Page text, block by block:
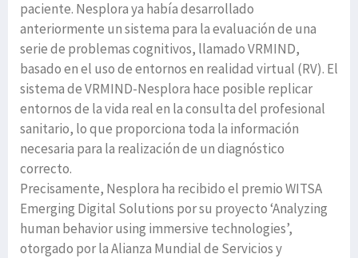
paciente. Nesplora ya había desarrollado
anteriormente un sistema para la evaluación de una
serie de problemas cognitivos, llamado VRMIND,
basado en el uso de entornos en realidad virtual (RV). El
sistema de VRMIND-Nesplora hace posible replicar
entornos de la vida real en la consulta del profesional
sanitario, lo que proporciona toda la información
necesaria para la realización de un diagnóstico
correcto.
Precisamente, Nesplora ha recibido el premio WITSA
Emerging Digital Solutions por su proyecto ‘Analyzing
human behavior using immersive technologies’,
otorgado por la Alianza Mundial de Servicios y